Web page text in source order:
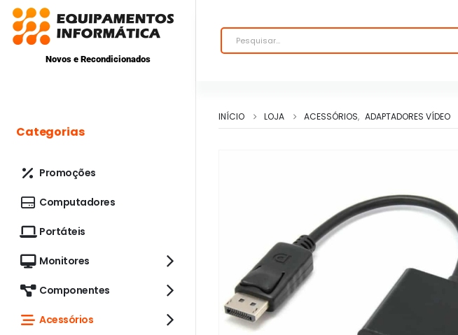
Novos e Recondicionados
INÍCIO LOJA ACESSÓRIOS, ADAPTADORES VÍDEO
Categorias
Promoções
Computadores
Portáteis
Monitores
Componentes
Acessórios